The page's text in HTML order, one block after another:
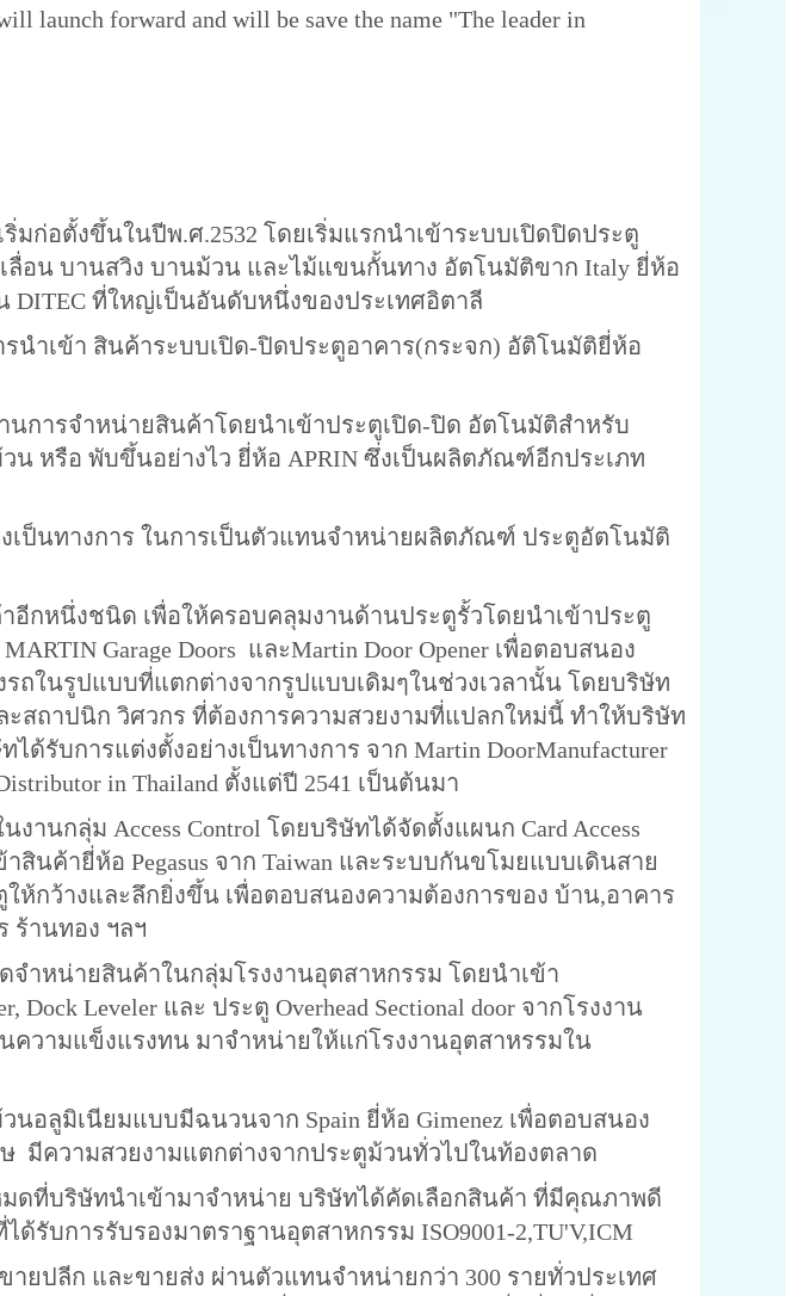
launch forward and will be save the name "The leader in
ขึ้นในปีพ.ศ.2532 โดยเริ่มแรกนำเข้าระบบเปิดปิดประตู
อน บานสวิง บานม้วน และไม้แขนกั้นทาง อัตโนมัติขาก Italy ยี่ห้อ
DITEC ที่ใหญ่เป็นอันดับหนึ่งของประเทศอิตาลี
สินค้าระบบเปิด-ปิดประตูอาคาร(กระจก) อัติโนมัติยี่ห้อ
ำหน่ายสินค้าโดยนำเข้าประตูเปิด-ปิด อัตโนมัติสำหรับ
วน หรือ พับขึ้นอย่างไว ยี่ห้อ APRIN ซึ่งเป็นผลิตภัณฑ์อีกประเภท
การ ในการเป็นตัวแทนจำหน่ายผลิตภัณฑ์ ประตูอัตโนมัติ
นิด เพื่อให้ครอบคลุมงานด้านประตูรั้วโดยนำเข้าประตู
Garage Doors และMartin Door Opener เพื่อตอบสนอง
ถในรูปแบบที่แตกต่างจากรูปแบบเดิมๆในช่วงเวลานั้น โดยบริษัท
สถาปนิก วิศวกร ที่ต้องการความสวยงามที่แปลกใหม่นี้ ทำให้บริษัท
รับการแต่งตั้งอย่างเป็นทางการ จาก Martin DoorManufacturer
in Thailand ตั้งแต่ปี 2541 เป็นต้นมา
Access Control โดยบริษัทได้จัดตั้งแผนก Card Access
สินค้ายี่ห้อ Pegasus จาก Taiwan และระบบกันขโมยแบบเดินสาย
ให้กว้างและลึกยิ่งขึ้น เพื่อตอบสนองความต้องการของ บ้าน,อาคาร
ร้านทอง ฯลฯ
สินค้าในกลุ่มโรงงานอุตสาหกรรม โดยนำเข้า
Dock Leveler และ ประตู Overhead Sectional door จากโรงงาน
นความแข็งแรงทน มาจำหน่ายให้แก่โรงงานอุตสาหรรมใน
มแบบมีฉนวนจาก Spain ยี่ห้อ Gimenez เพื่อตอบสนอง
มีความสวยงามแตกต่างจากประตูม้วนทั่วไปในท้องตลาด
ทนำเข้ามาจำหน่าย บริษัทได้คัดเลือกสินค้า ที่มีคุณภาพดี
บการรับรองมาตราฐานอุตสาหกรรม ISO9001-2,TU'V,ICM
และขายส่ง ผ่านตัวแทนจำหน่ายกว่า 300 รายทั่วประเทศ